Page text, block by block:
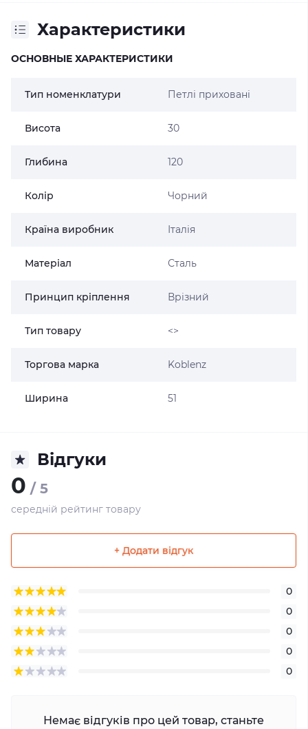
Характеристики
ОСНОВНЫЕ ХАРАКТЕРИСТИКИ
Тип номенклатури Петлі приховані
Висота 30
Глибина 120
Колір Чорний
Країна виробник Італія
Матеріал Сталь
Принцип кріплення Врізний
Тип товару <>
Торгова марка Koblenz
Ширина 51
Відгуки
0 / 5
середній рейтинг товару
+ Додати відгук
0
0
0
0
0
Немає відгуків про цей товар, станьте